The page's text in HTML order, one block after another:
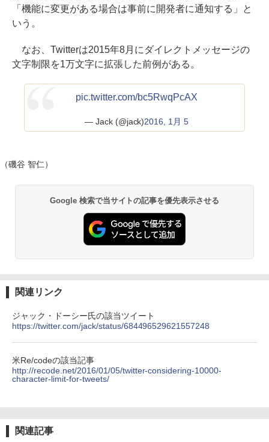
「機能に変更がある場合は事前に開発者に通知する」と
いう。
なお、Twitterは2015年8月にダイレクトメッセージの
文字制限を1万文字に拡張した前例がある。
pic.twitter.com/bc5RwqPcAX
— Jack (@jack)2016, 1月 5
（磯谷 智仁）
Google 検索で当サイトの記事を優先表示させる
関連リンク
ジャック・ドーシー氏の該当ツイート
https://twitter.com/jack/status/684496529621557248
米Re/codeの該当記事
http://recode.net/2016/01/05/twitter-considering-10000-
character-limit-for-tweets/
関連記事